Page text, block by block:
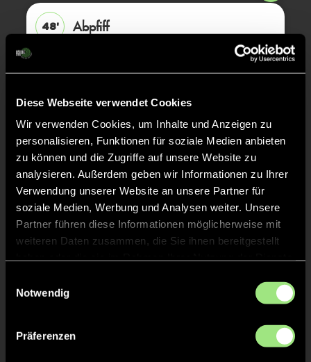
Diese Webseite verwendet Cookies
Wir verwenden Cookies, um Inhalte und Anzeigen zu
personalisieren, Funktionen für soziale Medien anbieten
zu können und die Zugriffe auf unsere Website zu
analysieren. Außerdem geben wir Informationen zu Ihrer
Verwendung unserer Website an unsere Partner für
soziale Medien, Werbung und Analysen weiter. Unsere
Partner führen diese Informationen möglicherweise mit
weiteren Daten zusammen, die Sie ihnen bereitgestellt
Notwendig
Präferenzen
48'
Abpfiff
JuliusH. 4
39' TOR 0:3, FELDTOR
JonasN.
15' TOR 0:2, FELDTOR